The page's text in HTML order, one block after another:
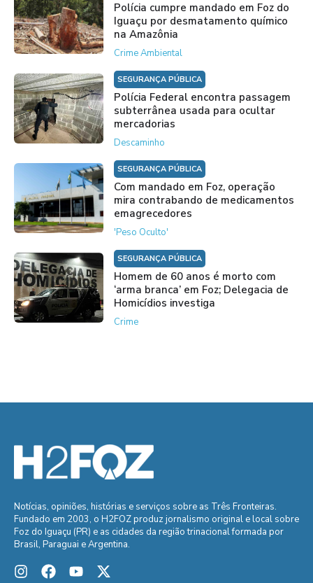
Polícia cumpre mandado em Foz do
Iguaçu por desmatamento químico
na Amazônia
Crime Ambiental
SEGURANÇA PÚBLICA
Polícia Federal encontra passagem
subterrânea usada para ocultar
mercadorias
Descaminho
SEGURANÇA PÚBLICA
Com mandado em Foz, operação
mira contrabando de medicamentos
emagrecedores
'Peso Oculto'
SEGURANÇA PÚBLICA
Homem de 60 anos é morto com
‘arma branca’ em Foz; Delegacia de
Homicídios investiga
Crime
Notícias, opiniões, histórias e serviços sobre as Três Fronteiras.
Fundado em 2003, o H2FOZ produz jornalismo original e local sobre
Foz do Iguaçu (PR) e as cidades da região trinacional formada por
Brasil, Paraguai e Argentina.